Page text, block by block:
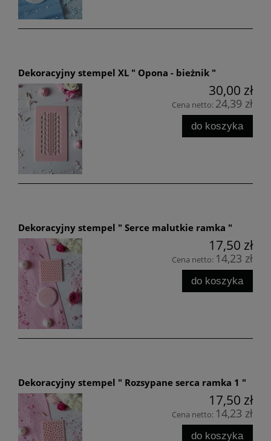
Dekoracyjny stempel XL " Opona - bieżnik "
30,00 zł
Cena netto: 24,39 zł
do koszyka
Dekoracyjny stempel " Serce malutkie ramka "
17,50 zł
Cena netto: 14,23 zł
do koszyka
Dekoracyjny stempel " Rozsypane serca ramka 1 "
17,50 zł
Cena netto: 14,23 zł
do koszyka